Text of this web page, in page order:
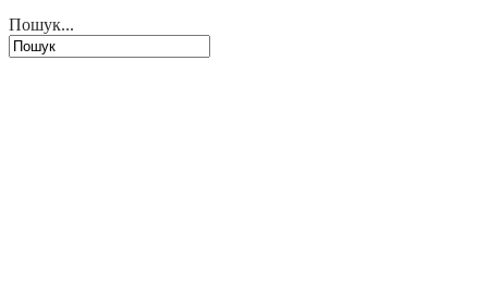
Пошук...